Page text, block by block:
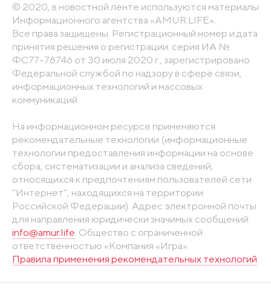
© 2020, в новостной ленте используются материалы
Информационного агентства «AMUR.LIFE».
Все права защищены. Регистрационный номер и дата
принятия решения о регистрации: серия ИА №
ФС77-78746 от 30 июля 2020 г., зарегистрировано
Федеральной службой по надзору в сфере связи,
информационных технологий и массовых
коммуникаций
На информационном ресурсе применяются
рекомендательные технологии (информационные
технологии предоставления информации на основе
сбора, систематизации и анализа сведений,
относящихся к предпочтениям пользователей сети
"Интернет", находящихся на территории
Российской Федерации). Адрес электронной почты
для направления юридически значимых сообщений:
info@amur.life. Общество с ограниченной
ответственностью «Компания «Игра».
Правила применения рекомендательных технологий